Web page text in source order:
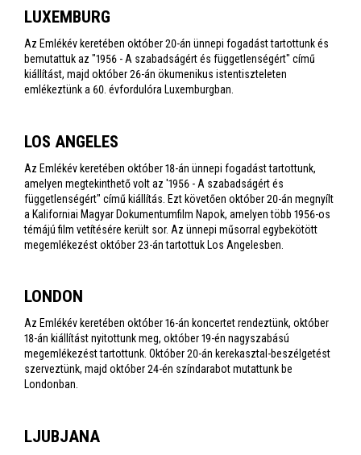
LUXEMBURG
Az Emlékév keretében október 20-án ünnepi fogadást tartottunk és
bemutattuk az "1956 - A szabadságért és függetlenségért" című
kiállítást, majd október 26-án ökumenikus istentiszteleten
emlékeztünk a 60. évfordulóra Luxemburgban.
LOS ANGELES
Az Emlékév keretében október 18-án ünnepi fogadást tartottunk,
amelyen megtekinthető volt az '1956 - A szabadságért és
függetlenségért" című kiállítás. Ezt követően október 20-án megnyílt
a Kaliforniai Magyar Dokumentumfilm Napok, amelyen több 1956-os
témájú film vetítésére került sor. Az ünnepi műsorral egybekötött
megemlékezést október 23-án tartottuk Los Angelesben.
LONDON
Az Emlékév keretében október 16-án koncertet rendeztünk, október
18-án kiállítást nyitottunk meg, október 19-én nagyszabású
megemlékezést tartottunk. Október 20-án kerekasztal-beszélgetést
szerveztünk, majd október 24-én színdarabot mutattunk be
Londonban.
LJUBJANA